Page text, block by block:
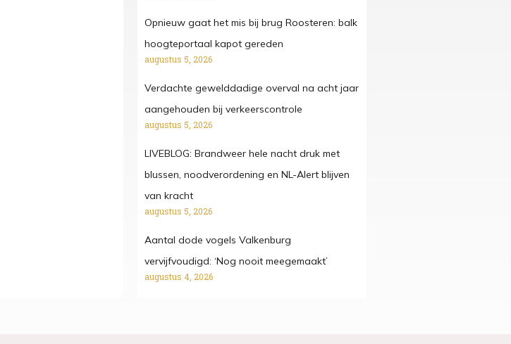
Opnieuw gaat het mis bij brug Roosteren: balk
hoogteportaal kapot gereden
augustus 5, 2026
Verdachte gewelddadige overval na acht jaar
aangehouden bij verkeerscontrole
augustus 5, 2026
LIVEBLOG: Brandweer hele nacht druk met
blussen, noodverordening en NL-Alert blijven
van kracht
augustus 5, 2026
Aantal dode vogels Valkenburg
vervijfvoudigd: ‘Nog nooit meegemaakt’
augustus 4, 2026